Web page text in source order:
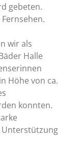
gebeten.
wir als
Halle
Höhe von ca.
konnten.
Unterstützung